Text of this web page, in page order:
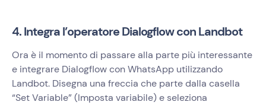
4. Integra l’operatore Dialogflow con Landbot
Ora è il momento di passare alla parte più interessante
e integrare Dialogflow con WhatsApp utilizzando
Landbot. Disegna una freccia che parte dalla casella
“Set Variable” (Imposta variabile) e seleziona